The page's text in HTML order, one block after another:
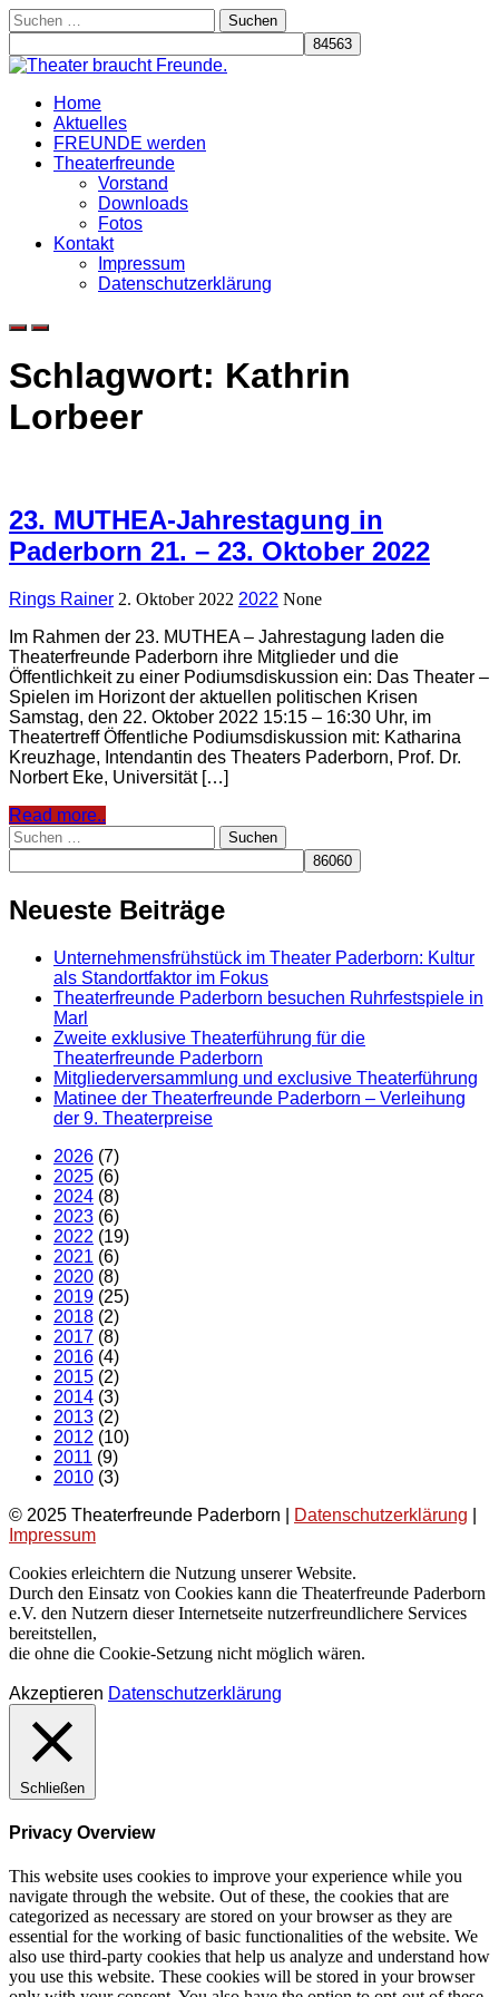
Skip
to
content
Suchen
nach:
Home
Aktuelles
FREUNDE werden
Theaterfreunde
Vorstand
Downloads
Fotos
Kontakt
Impressum
Datenschutzerklärung
Schlagwort: Kathrin
Lorbeer
23. MUTHEA-Jahrestagung in
Paderborn 21. – 23. Oktober 2022
Rings Rainer 2. Oktober 2022 2022 None
Im Rahmen der 23. MUTHEA – Jahrestagung laden die
Theaterfreunde Paderborn ihre Mitglieder und die
Öffentlichkeit zu einer Podiumsdiskussion ein: Das Theater –
Spielen im Horizont der aktuellen politischen Krisen
Samstag, den 22. Oktober 2022 15:15 – 16:30 Uhr, im
Theatertreff Öffentliche Podiumsdiskussion mit: Katharina
Kreuzhage, Intendantin des Theaters Paderborn, Prof. Dr.
Norbert Eke, Universität […]
Read more..
Suchen
nach:
Neueste Beiträge
Unternehmensfrühstück im Theater Paderborn: Kultur
als Standortfaktor im Fokus
Theaterfreunde Paderborn besuchen Ruhrfestspiele in
Marl
Zweite exklusive Theaterführung für die
Theaterfreunde Paderborn
Mitgliederversammlung und exclusive Theaterführung
Matinee der Theaterfreunde Paderborn – Verleihung
der 9. Theaterpreise
2026 (7)
2025 (6)
2024 (8)
2023 (6)
2022 (19)
2021 (6)
2020 (8)
2019 (25)
2018 (2)
2017 (8)
2016 (4)
2015 (2)
2014 (3)
2013 (2)
2012 (10)
2011 (9)
2010 (3)
© 2025 Theaterfreunde Paderborn |
Datenschutzerklärung
Impressum
Cookies erleichtern die Nutzung unserer Website.
Durch den Einsatz von Cookies kann die Theaterfreunde Paderborn
e.V. den Nutzern dieser Internetseite nutzerfreundlichere Services
bereitstellen,
die ohne die Cookie-Setzung nicht möglich wären.
Akzeptieren Datenschutzerklärung
Schließen
Privacy Overview
This website uses cookies to improve your experience while you
navigate through the website. Out of these, the cookies that are
categorized as necessary are stored on your browser as they are
essential for the working of basic functionalities of the website. We
also use third-party cookies that help us analyze and understand how
you use this website. These cookies will be stored in your browser